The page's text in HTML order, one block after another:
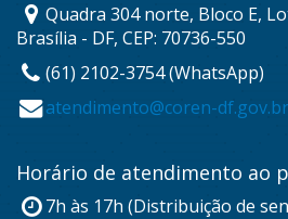
Quadra 304 norte, Bloco E,
Brasília - DF, CEP: 70736-550
(61) 2102-3754 (WhatsApp)
atendimento@coren-df.gov.br
Horário de atendimento ao
7h às 17h (Distribuição de